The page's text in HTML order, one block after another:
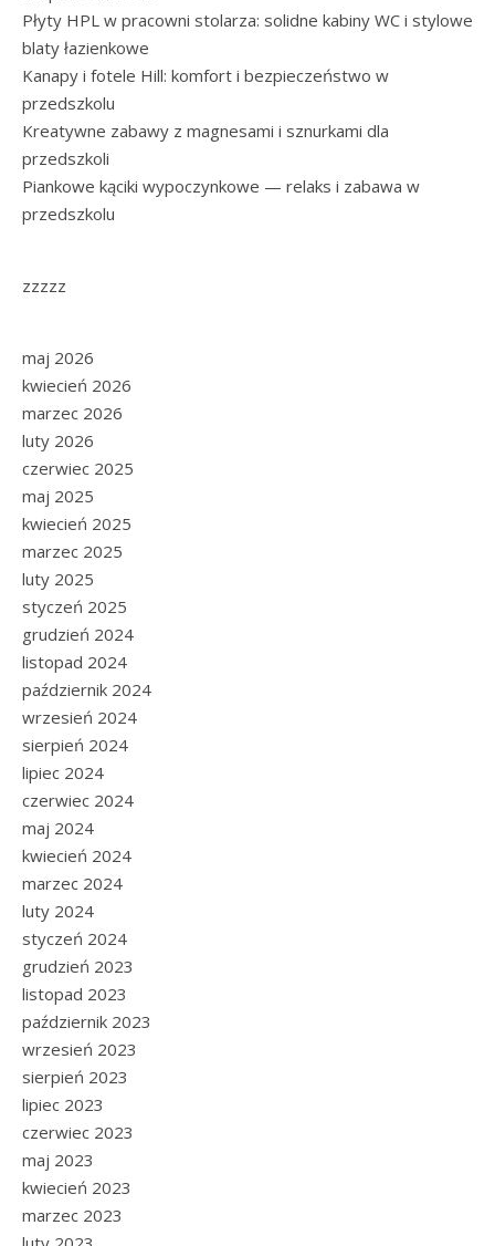
Płyty HPL w pracowni stolarza: solidne kabiny WC i stylowe
blaty łazienkowe
Kanapy i fotele Hill: komfort i bezpieczeństwo w
przedszkolu
Kreatywne zabawy z magnesami i sznurkami dla
przedszkoli
Piankowe kąciki wypoczynkowe — relaks i zabawa w
przedszkolu
zzzzz
maj 2026
kwiecień 2026
marzec 2026
luty 2026
czerwiec 2025
maj 2025
kwiecień 2025
marzec 2025
luty 2025
styczeń 2025
grudzień 2024
listopad 2024
październik 2024
wrzesień 2024
sierpień 2024
lipiec 2024
czerwiec 2024
maj 2024
kwiecień 2024
marzec 2024
luty 2024
styczeń 2024
grudzień 2023
listopad 2023
październik 2023
wrzesień 2023
sierpień 2023
lipiec 2023
czerwiec 2023
maj 2023
kwiecień 2023
marzec 2023